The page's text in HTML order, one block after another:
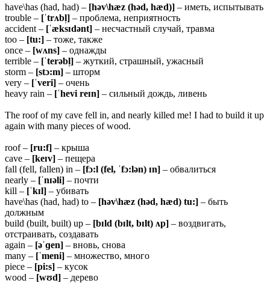
have\has (had, had) – [həv\hæz (həd, hæd)] – иметь, испытывать
trouble – [ˈtrʌbl̩] – проблема, неприятность
accident – [ˈæksɪdənt] – несчастный случай, травма
too – [tu:] – тоже, также
once – [wʌns] – однажды
terrible – [ˈterəbl̩] – жуткий, страшный, ужасный
storm – [stɔ:m] – шторм
very – [ˈveri] – очень
heavy rain – [ˈhevi reɪn] – сильный дождь, ливень
The roof of my cave fell in, and nearly killed me! I had to build it up
again with many pieces of wood.
roof – [ru:f] – крыша
cave – [keɪv] – пещера
fall (fell, fallen) in – [fɔ:l (fel, ˈfɔ:lən) ɪn] – обвалиться
nearly – [ˈnɪəli] – почти
kill – [ˈkɪl] – убивать
have\has (had, had) to – [həv\hæz (həd, hæd) tu:] – быть
должным
build (built, built) up – [bɪld (bɪlt, bɪlt) ʌp] – воздвигать,
отстраивать, создавать
again – [əˈɡen] – вновь, снова
many – [ˈmeni] – множество, много
piece – [pi:s] – кусок
wood – [wʊd] – дерево